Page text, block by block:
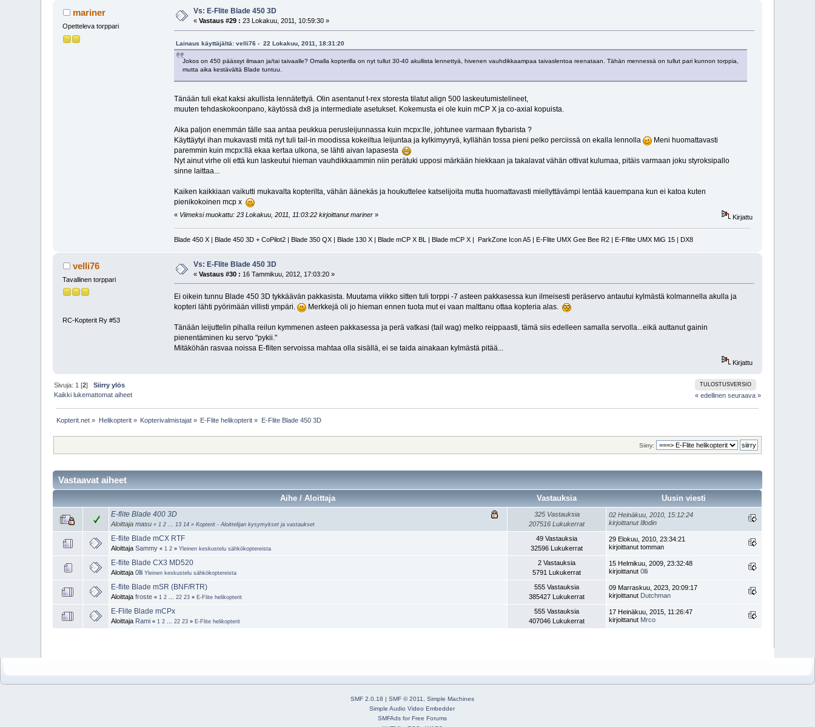
mariner
Opetteleva torppari
Vs: E-Flite Blade 450 3D
«Vastaus #29 : 23 Lokakuu, 2011, 10:59:30 »
Lainaus käyttäjältä: velli76 - 22 Lokakuu, 2011, 18:31:20
Jokos on 450 päässyt ilmaan ja/tai taivaalle? Omalla kopterilla on nyt tullut 30-40 akullista lennettyä, hivenen vauhdikkaampaa taivaslentoa reenataan. Tähän mennessä on tullut pari kunnon torppia,
mutta aika kestävältä Blade tuntuu.
Tänään tuli ekat kaksi akullista lennätettyä. Olin asentanut t-rex storesta tilatut align 500 laskeutumistelineet,
muuten tehdaskokoonpano, käytössä dx8 ja intermediate asetukset. Kokemusta ei ole kuin mCP X ja co-axial kopuista.
Aika paljon enemmän tälle saa antaa peukkua perusleijunnassa kuin mcpx:lle, johtunee varmaan flybarista ?
Käyttäytyi ihan mukavasti mitä nyt tuli tail-in moodissa kokeiltua leijuntaa ja kylkimyyryä, kyllähän tossa pieni pelko perciissä on ekalla lennolla
Meni huomattavasti
paremmin kuin mcpx:llä ekaa kertaa ulkona, se lähti aivan lapasesta
Nyt ainut virhe oli että kun laskeutui hieman vauhdikkaammin niin perätuki upposi märkään hiekkaan ja takalavat vähän ottivat kulumaa, pitäis varmaan joku styroksipallo
sinne laittaa...
Kaiken kaikkiaan vaikutti mukavalta kopterilta, vähän äänekäs ja houkuttelee katselijoita mutta huomattavasti miellyttävämpi lentää kauempana kun ei katoa kuten
pienikokoinen mcp x
« Viimeksi muokattu: 23 Lokakuu, 2011, 11:03:22 kirjoittanut mariner» Kirjattu
Blade 450 X | Blade 450 3D + CoPilot2 | Blade 350 QX | Blade 130 X | Blade mCP X BL | Blade mCP X | ParkZone Icon A5 | E-Flite UMX Gee Bee R2 | E-Fflite UMX MiG 15 | DX8
velli76
Tavallinen torppari
RC-Kopterit Ry #53
Vs: E-Flite Blade 450 3D
«Vastaus #30 : 16 Tammikuu, 2012, 17:03:20 »
Ei oikein tunnu Blade 450 3D tykkäävän pakkasista. Muutama viikko sitten tuli torppi -7 asteen pakkasessa kun ilmeisesti peräservo antautui kylmästä kolmannella akulla ja
kopteri lähti pyörimään villisti ympäri.
Merkkejä oli jo hieman ennen tuota mut ei vaan malttanu ottaa kopteria alas.
Tänään leijuttelin pihalla reilun kymmenen asteen pakkasessa ja perä vatkasi (tail wag) melko reippaasti, tämä siis edelleen samalla servolla...eikä auttanut gainin
pienentäminen ku servo "pykii."
Mitäköhän rasvaa noissa E-fliten servoissa mahtaa olla sisällä, ei se taida ainakaan kylmästä pitää...
Kirjattu
TULOSTUSVERSIO
Sivuja: 1 [2]Siirry ylös
Kaikki lukemattomat aiheet
« edellinen seuraava »
Kopterit.net » Helikopterit» Kopterivalmistajat » E-Flite helikopterit » E-Flite Blade 450 3D
Siirry:
Vastaavat aiheet
Aihe / Aloittaja Vastauksia Uusin viesti
E-flite Blade 400 3D
Aloittajamasu «1 2 ...13 14 » Kopterit - Aloittelijan kysymykset ja vastaukset
325 Vastauksia
207516 Lukukerrat
02 Heinäkuu, 2010, 15:12:24
kirjoittanut Illodin
E-flite Blade mCX RTF
AloittajaSammy «1 2 » Yleinen keskustelu sähkökoptereista
49 Vastauksia
32596 Lukukerrat
29 Elokuu, 2010, 23:34:21
kirjoittanut tomman
E-flite Blade CX3 MD520
Aloittaja0lli Yleinen keskustelu sähkökoptereista
2 Vastauksia
5791 Lukukerrat
15 Helmikuu, 2009, 23:32:48
kirjoittanut0lli
E-flite Blade mSR (BNF/RTR)
Aloittajafroste «1 2 ...22 23 » E-Flite helikopterit
555 Vastauksia
385427 Lukukerrat
09 Marraskuu, 2023, 20:09:17
kirjoittanut Dutchman
E-Flite Blade mCPx
Aloittaja Rami «1 2 ...22 23 » E-Flite helikopterit
555 Vastauksia
407046 Lukukerrat
17 Heinäkuu, 2015, 11:26:47
kirjoittanut Mrco
SMF 2.0.18 SMF © 2011, Simple Machines
Simple Audio Video Embedder
SMFAdsfor Free Forums